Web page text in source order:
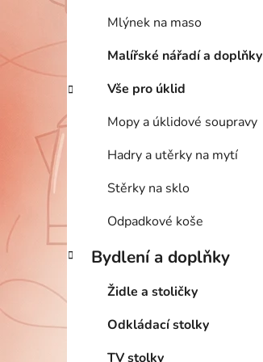
Mlýnek na maso
Malířské nářadí a doplňky
Vše pro úklid
Mopy a úklidové soupravy
Hadry a utěrky na mytí
Stěrky na sklo
Odpadkové koše
Bydlení a doplňky
Židle a stoličky
Odkládací stolky
TV stolky